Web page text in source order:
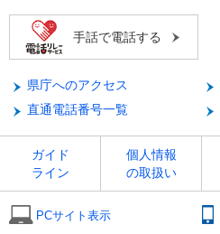
手話で電話する
県庁へのアクセス
直通電話番号一覧
ガイド
ライン
個人情報
の取扱い
PCサイト表示